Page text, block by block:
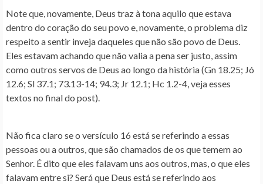
Note que, novamente, Deus traz à tona aquilo que estava
dentro do coração do seu povo e, novamente, o problema diz
respeito a sentir inveja daqueles que não são povo de Deus.
Eles estavam achando que não valia a pena ser justo, assim
como outros servos de Deus ao longo da história (Gn 18.25; Jó
12.6; Sl 37.1; 73.13-14; 94.3; Jr 12.1; Hc 1.2-4, veja esses
textos no final do post).
Não fica claro se o versículo 16 está se referindo a essas
pessoas ou a outros, que são chamados de os que temem ao
Senhor. É dito que eles falavam uns aos outros, mas, o que eles
falavam entre si? Será que Deus está se referindo aos